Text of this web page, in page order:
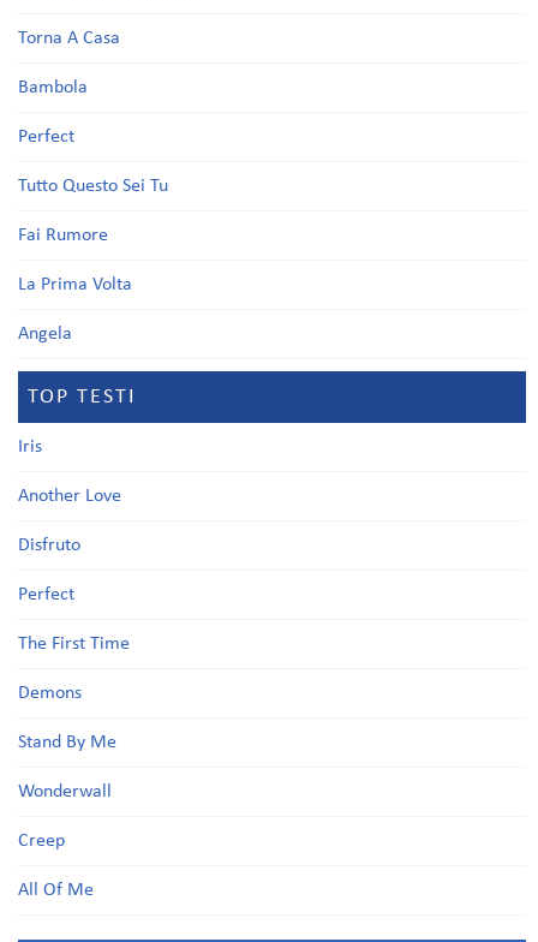
Torna A Casa
Bambola
Perfect
Tutto Questo Sei Tu
Fai Rumore
La Prima Volta
Angela
TOP TESTI
Iris
Another Love
Disfruto
Perfect
The First Time
Demons
Stand By Me
Wonderwall
Creep
All Of Me